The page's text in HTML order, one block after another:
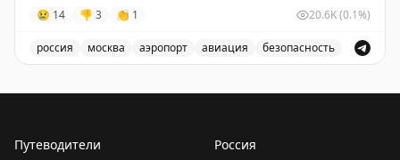
✈️ Говорит Росавиация| MАХ
😢 14 👎 3 👏 1 20.6K(0.1%)
россия москва аэропорт авиация безопасность
Путеводители
Россия